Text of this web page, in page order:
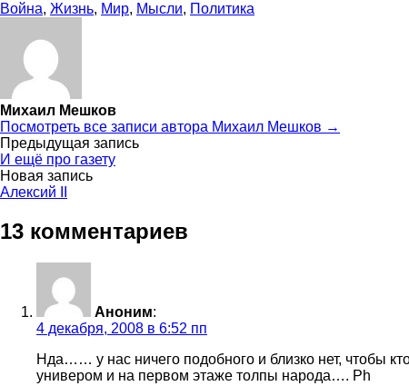
Война, Жизнь, Мир, Мысли, Политика
Михаил Мешков
Посмотреть все записи автора Михаил Мешков →
Навигация
по
записям
Предыдущая запись
И ещё про газету
Новая запись
Алексий II
13 комментариев
Аноним:
4 декабря, 2008 в 6:52 пп
Нда…… у нас ничего подобного и близко нет, чтобы
универом и на первом этаже толпы народа…. Ph